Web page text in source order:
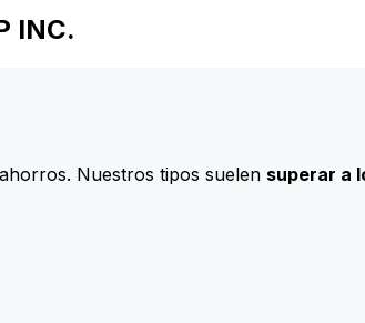
INC.
Nuestros tipos suelen superar a